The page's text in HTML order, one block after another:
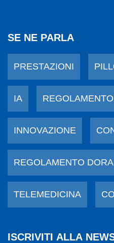
SE NE PARLA
PRESTAZIONI
IA
INNOVAZIONE
REGOLAMENTO DORA
TELEMEDICINA
ISCRIVITI ALLA